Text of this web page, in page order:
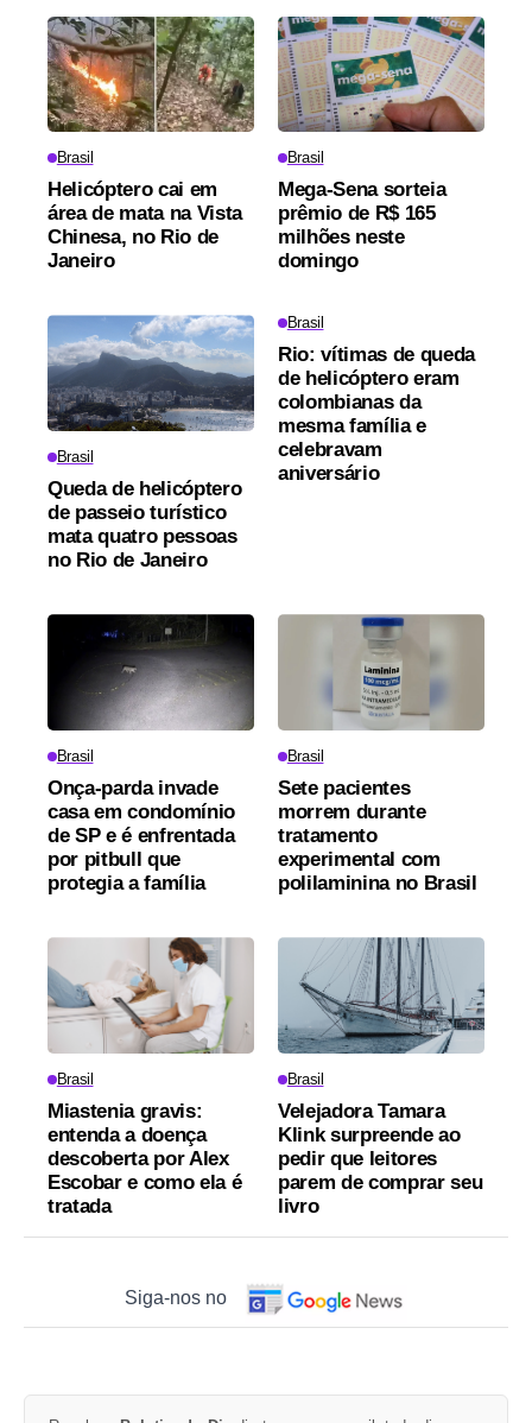
Brasil
Helicóptero cai em
área de mata na Vista
Chinesa, no Rio de
Janeiro
Brasil
Mega-Sena sorteia
prêmio de R$ 165
milhões neste
domingo
Brasil
Queda de helicóptero
de passeio turístico
mata quatro pessoas
no Rio de Janeiro
Brasil
Rio: vítimas de queda
de helicóptero eram
colombianas da
mesma família e
celebravam
aniversário
Brasil
Onça-parda invade
casa em condomínio
de SP e é enfrentada
por pitbull que
protegia a família
Brasil
Sete pacientes
morrem durante
tratamento
experimental com
polilaminina no Brasil
Brasil
Miastenia gravis:
entenda a doença
descoberta por Alex
Escobar e como ela é
tratada
Brasil
Velejadora Tamara
Klink surpreende ao
pedir que leitores
parem de comprar seu
livro
Siga-nos no